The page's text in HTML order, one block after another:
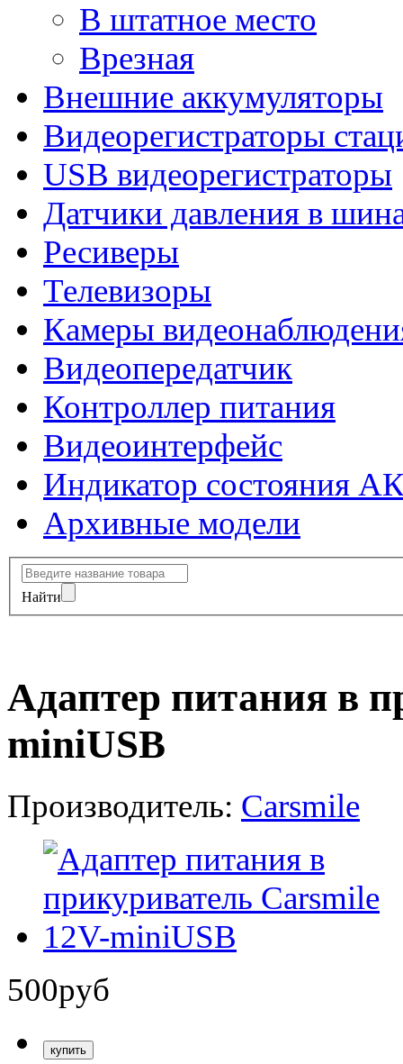
В штатное место
Врезная
Внешние аккумуляторы
Видеорегистраторы
USB видеорегистраторы
Датчики давления в
Ресиверы
Телевизоры
Камеры
Видеопередатчик
Контроллер питания
Видеоинтерфейс
Индикатор состояния
Архивные модели
Найти
Адаптер питания в
miniUSB
Производитель: Carsmile
500руб